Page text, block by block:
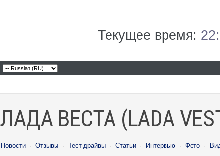
Текущее время:
ЛАДА ВЕСТА (LADA
Новости · Отзывы · Тест-драйвы · Статьи · Интервью · Фото ·